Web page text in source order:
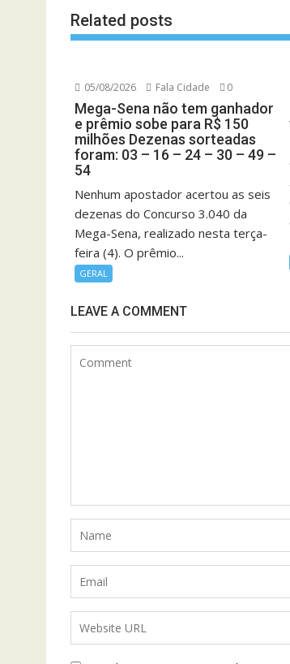
Related posts
05/08/2026 Fala Cidade 0
Mega-Sena não tem ganhador
e prêmio sobe para R$ 150
milhões Dezenas sorteadas
foram: 03 – 16 – 24 – 30 – 49 –
54
Nenhum apostador acertou as seis
dezenas do Concurso 3.040 da
Mega-Sena, realizado nesta terça-
feira (4). O prêmio...
GERAL
LEAVE A COMMENT